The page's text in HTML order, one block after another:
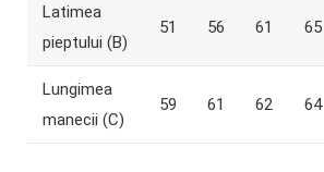
Latimea
pieptului (B)
51 56 61 65
Lungimea
manecii (C)
59 61 62 64